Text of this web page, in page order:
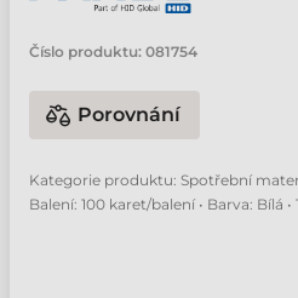
Číslo produktu: 081754
Porovnání
Kategorie produktu: Spotřební
Balení: 100 karet/balení • Barva: Bílá